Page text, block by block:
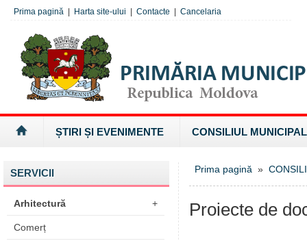
Prima pagină Harta site-ului Contacte Cancelaria
ȘTIRI ȘI EVENIMENTE CONSILIUL MUNICIPAL
SERVICII
Arhitectură +
Comerț
Prima pagină »
Proiecte de